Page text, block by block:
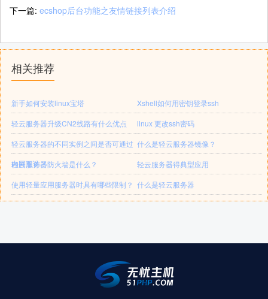
下一篇: ecshop后台功能之友情链接列表介绍
相关推荐
新手如何安装linux宝塔
Xshell如何用密钥登录ssh
轻云服务器升级CN2线路有什么优点
linux 更改ssh密码
轻云服务器的不同实例之间是否可通过
内网互访？
什么是轻云服务器镜像？
轻云服务器防火墙是什么？
轻云服务器得典型应用
使用轻量应用服务器时具有哪些限制？ 什么是轻云服务器